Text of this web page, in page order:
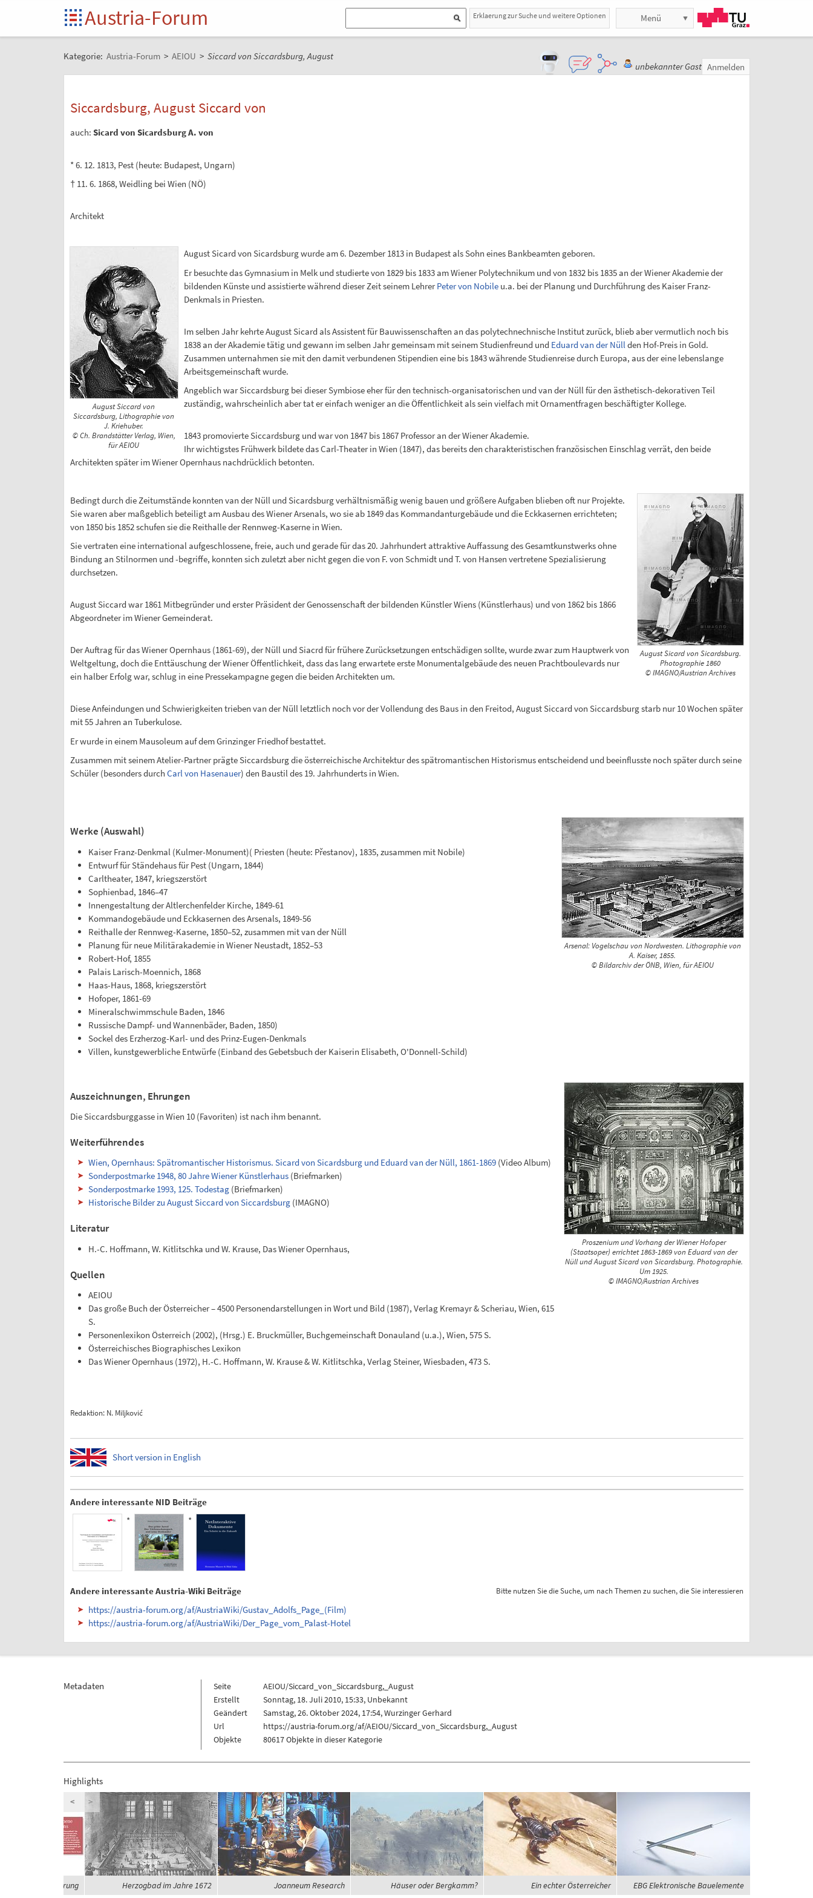
Austria-Forum Erklaerung zur Suche und weitere Optionen Menü
Kategorie: Austria-Forum > AEIOU > Siccard von Siccardsburg, August
unbekannter Gast Anmelden
Siccardsburg, August Siccard von
auch: Sicard von Sicardsburg A. von
* 6. 12. 1813, Pest (heute: Budapest, Ungarn)
† 11. 6. 1868, Weidling bei Wien (NÖ)
Architekt
August Siccard von
Siccardsburg, Lithographie von
J. Kriehuber.
© Ch. Brandstätter Verlag, Wien,
für AEIOU
August Sicard von Sicardsburg wurde am 6. Dezember 1813 in Budapest als Sohn eines Bankbeamten geboren.
Er besuchte das Gymnasium in Melk und studierte von 1829 bis 1833 am Wiener Polytechnikum und von 1832 bis 1835 an der Wiener Akademie der
bildenden Künste und assistierte während dieser Zeit seinem LehrerPeter von Nobileu.a. bei der Planung und Durchführung des Kaiser Franz-
Denkmals in Priesten.
Im selben Jahr kehrte August Sicard als Assistent für Bauwissenschaften an das polytechnechnische Institut zurück, blieb aber vermutlich noch bis
1838 an der Akademie tätig und gewann im selben Jahr gemeinsam mit seinem Studienfreund und Eduard van der Nüllden Hof-Preis in Gold.
Zusammen unternahmen sie mit den damit verbundenen Stipendien eine bis 1843 währende Studienreise durch Europa, aus der eine lebenslange
Arbeitsgemeinschaft wurde.
Angeblich war Siccardsburg bei dieser Symbiose eher für den technisch-organisatorischen und van der Nüll für den ästhetisch-dekorativen Teil
zuständig, wahrscheinlich aber tat er einfach weniger an die Öffentlichkeit als sein vielfach mit Ornamentfragen beschäftigter Kollege.
1843 promovierte Siccardsburg und war von 1847 bis 1867 Professor an der Wiener Akademie.
Ihr wichtigstes Frühwerk bildete das Carl-Theater in Wien (1847), das bereits den charakteristischen französischen Einschlag verrät, den beide
Architekten später im Wiener Opernhaus nachdrücklich betonten.
August Sicard von Sicardsburg.
Photographie 1860
© IMAGNO/Austrian Archives
Bedingt durch die Zeitumstände konnten van der Nüll und Sicardsburg verhältnismäßig wenig bauen und größere Aufgaben blieben oft nur Projekte.
Sie waren aber maßgeblich beteiligt am Ausbau des Wiener Arsenals, wo sie ab 1849 das Kommandanturgebäude und die Eckkasernen errichteten;
von 1850 bis 1852 schufen sie die Reithalle der Rennweg-Kaserne in Wien.
Sie vertraten eine international aufgeschlossene, freie, auch und gerade für das 20. Jahrhundert attraktive Auffassung des Gesamtkunstwerks ohne
Bindung an Stilnormen und -begriffe, konnten sich zuletzt aber nicht gegen die von F. von Schmidt und T. von Hansen vertretene Spezialisierung
durchsetzen.
August Siccard war 1861 Mitbegründer und erster Präsident der Genossenschaft der bildenden Künstler Wiens (Künstlerhaus) und von 1862 bis 1866
Abgeordneter im Wiener Gemeinderat.
Der Auftrag für das Wiener Opernhaus (1861-69), der Nüll und Siacrd für frühere Zurücksetzungen entschädigen sollte, wurde zwar zum Hauptwerk von
Weltgeltung, doch die Enttäuschung der Wiener Öffentlichkeit, dass das lang erwartete erste Monumentalgebäude des neuen Prachtboulevards nur
ein halber Erfolg war, schlug in eine Pressekampagne gegen die beiden Architekten um.
Diese Anfeindungen und Schwierigkeiten trieben van der Nüll letztlich noch vor der Vollendung des Baus in den Freitod, August Siccard von Siccardsburg starb nur 10 Wochen später
mit 55 Jahren an Tuberkulose.
Er wurde in einem Mausoleum auf dem Grinzinger Friedhof bestattet.
Zusammen mit seinem Atelier-Partner prägte Siccardsburg die österreichische Architektur des spätromantischen Historismus entscheidend und beeinflusste noch später durch seine
Schüler (besonders durch Carl von Hasenauer) den Baustil des 19. Jahrhunderts in Wien.
Arsenal: Vogelschau von Nordwesten. Lithographie von
A. Kaiser, 1855.
© Bildarchiv der ÖNB, Wien, für AEIOU
Werke (Auswahl)
Kaiser Franz-Denkmal (Kulmer-Monument)( Priesten (heute: Přestanov), 1835, zusammen mit Nobile)
Entwurf für Ständehaus für Pest (Ungarn, 1844)
Carltheater, 1847, kriegszerstört
Sophienbad, 1846–47
Innengestaltung der Altlerchenfelder Kirche, 1849-61
Kommandogebäude und Eckkasernen des Arsenals, 1849-56
Reithalle der Rennweg-Kaserne, 1850–52, zusammen mit van der Nüll
Planung für neue Militärakademie in Wiener Neustadt, 1852–53
Robert-Hof, 1855
Palais Larisch-Moennich, 1868
Haas-Haus, 1868, kriegszerstört
Hofoper, 1861-69
Mineralschwimmschule Baden, 1846
Russische Dampf- und Wannenbäder, Baden, 1850)
Sockel des Erzherzog-Karl- und des Prinz-Eugen-Denkmals
Villen, kunstgewerbliche Entwürfe (Einband des Gebetsbuch der Kaiserin Elisabeth, O'Donnell-Schild)
Proszenium und Vorhang der Wiener Hofoper
(Staatsoper) errichtet 1863-1869 von Eduard van der
Nüll und August Sicard von Sicardsburg. Photographie.
Um 1925.
© IMAGNO/Austrian Archives
Auszeichnungen, Ehrungen
Die Siccardsburggasse in Wien 10 (Favoriten) ist nach ihm benannt.
Weiterführendes
Wien, Opernhaus: Spätromantischer Historismus. Sicard von Sicardsburg und Eduard van der Nüll, 1861-1869 (Video Album)
Sonderpostmarke 1948, 80 Jahre Wiener Künstlerhaus (Briefmarken)
Sonderpostmarke 1993, 125. Todestag (Briefmarken)
Historische Bilder zu August Siccard von Siccardsburg (IMAGNO)
Literatur
H.-C. Hoffmann, W. Kitlitschka und W. Krause, Das Wiener Opernhaus,
Quellen
AEIOU
Das große Buch der Österreicher – 4500 Personendarstellungen in Wort und Bild (1987), Verlag Kremayr & Scheriau, Wien, 615
S.
Personenlexikon Österreich (2002), (Hrsg.) E. Bruckmüller, Buchgemeinschaft Donauland (u.a.), Wien, 575 S.
Österreichisches Biographisches Lexikon
Das Wiener Opernhaus (1972), H.-C. Hoffmann, W. Krause & W. Kitlitschka, Verlag Steiner, Wiesbaden, 473 S.
Redaktion: N. Miljković
Short version in English
Andere interessante NID Beiträge
*
*
Bitte nutzen Sie die Suche, um nach Themen zu suchen, die Sie interessieren
Andere interessante Austria-Wiki Beiträge
https://austria-forum.org/af/AustriaWiki/Gustav_Adolfs_Page_(Film)
https://austria-forum.org/af/AustriaWiki/Der_Page_vom_Palast-Hotel
Metadaten Seite
AEIOU/Siccard_von_Siccardsburg,_August
Erstellt
Sonntag, 18. Juli 2010, 15:33, Unbekannt
Geändert
Samstag, 26. Oktober 2024, 17:54,Wurzinger Gerhard
Url
https://austria-forum.org/af/AEIOU/Siccard_von_Siccardsburg,_August
Objekte
80617 Objekte in dieser Kategorie
Highlights
und Globalisierung Herzogbad im Jahre 1672 Joanneum Research Häuser oder Bergkamm? Ein echter Österreicher EBG Elektronische Bauelemente
< >